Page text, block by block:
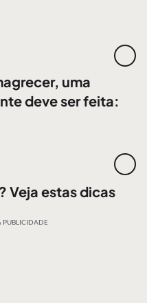
uma
deve ser feita:
Veja estas dicas
PUBLICIDADE